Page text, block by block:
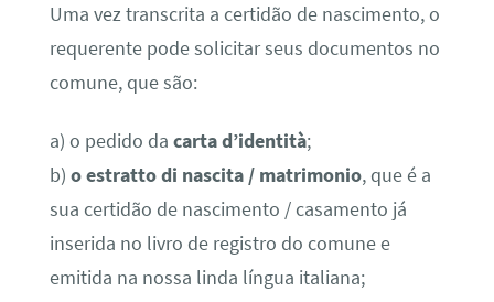
Uma vez transcrita a certidão de nascimento, o
requerente pode solicitar seus documentos no
comune, que são:
a) o pedido da carta d’identità;
b) o estratto di nascita / matrimonio, que é a
sua certidão de nascimento / casamento já
inserida no livro de registro do comune e
emitida na nossa linda língua italiana;